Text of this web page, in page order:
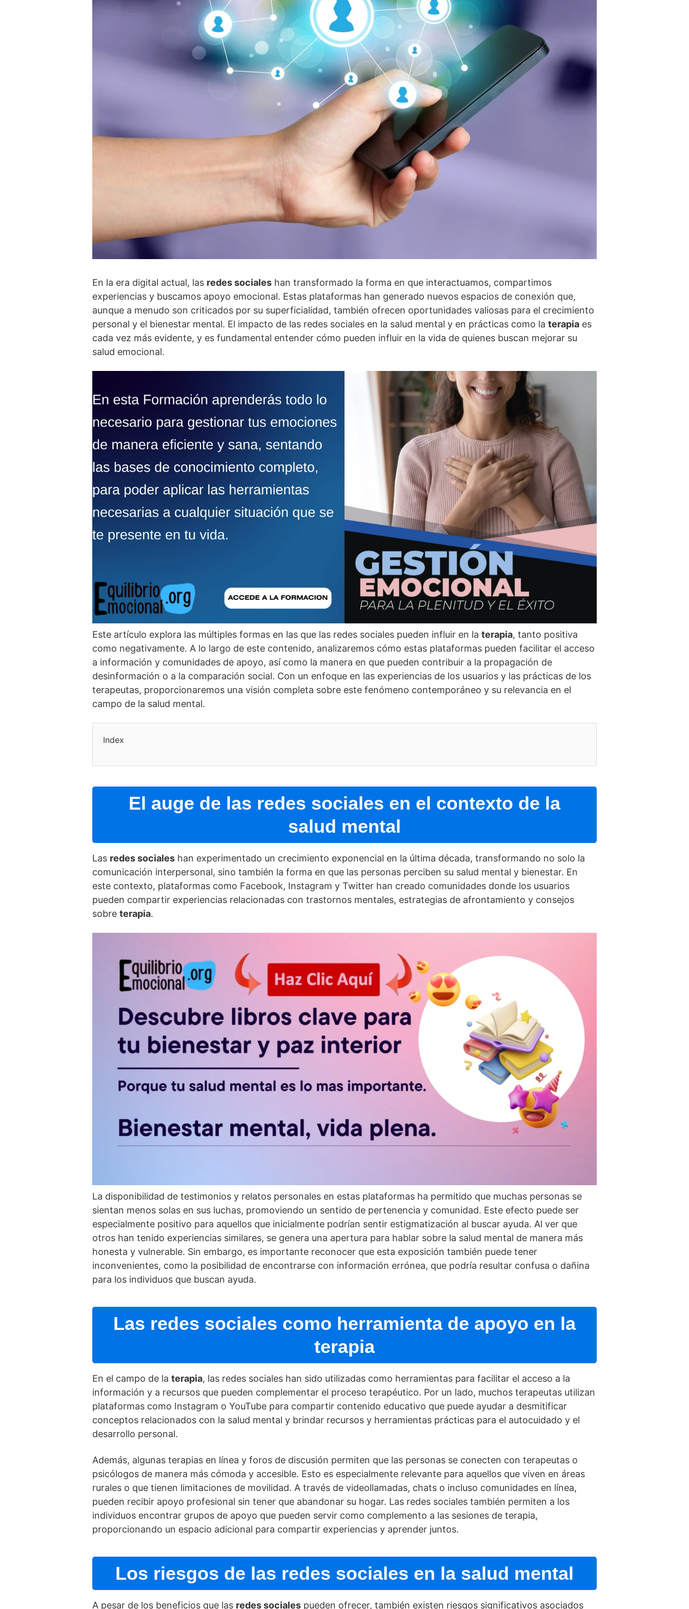
En la era digital actual, las redes sociales han transformado la forma en que interactuamos, compartimos
experiencias y buscamos apoyo emocional. Estas plataformas han generado nuevos espacios de conexión que,
aunque a menudo son criticados por su superficialidad, también ofrecen oportunidades valiosas para el crecimiento
personal y el bienestar mental. El impacto de las redes sociales en la salud mental y en prácticas como la terapia es
cada vez más evidente, y es fundamental entender cómo pueden influir en la vida de quienes buscan mejorar su
salud emocional.
Este artí­culo explora las múltiples formas en las que las redes sociales pueden influir en la terapia, tanto positiva
como negativamente. A lo largo de este contenido, analizaremos cómo estas plataformas pueden facilitar el acceso
a información y comunidades de apoyo, así­ como la manera en que pueden contribuir a la propagación de
desinformación o a la comparación social. Con un enfoque en las experiencias de los usuarios y las prácticas de los
terapeutas, proporcionaremos una visión completa sobre este fenómeno contemporáneo y su relevancia en el
campo de la salud mental.
Index
El auge de las redes sociales en el contexto de la
salud mental
Las redes sociales han experimentado un crecimiento exponencial en la última década, transformando no solo la
comunicación interpersonal, sino también la forma en que las personas perciben su salud mental y bienestar. En
este contexto, plataformas como Facebook, Instagram y Twitter han creado comunidades donde los usuarios
pueden compartir experiencias relacionadas con trastornos mentales, estrategias de afrontamiento y consejos
sobre terapia.
La disponibilidad de testimonios y relatos personales en estas plataformas ha permitido que muchas personas se
sientan menos solas en sus luchas, promoviendo un sentido de pertenencia y comunidad. Este efecto puede ser
especialmente positivo para aquellos que inicialmente podrí­an sentir estigmatización al buscar ayuda. Al ver que
otros han tenido experiencias similares, se genera una apertura para hablar sobre la salud mental de manera más
honesta y vulnerable. Sin embargo, es importante reconocer que esta exposición también puede tener
inconvenientes, como la posibilidad de encontrarse con información errónea, que podrí­a resultar confusa o dañina
para los individuos que buscan ayuda.
Las redes sociales como herramienta de apoyo en la
terapia
En el campo de la terapia, las redes sociales han sido utilizadas como herramientas para facilitar el acceso a la
información y a recursos que pueden complementar el proceso terapéutico. Por un lado, muchos terapeutas utilizan
plataformas como Instagram o YouTube para compartir contenido educativo que puede ayudar a desmitificar
conceptos relacionados con la salud mental y brindar recursos y herramientas prácticas para el autocuidado y el
desarrollo personal.
Además, algunas terapias en lí­nea y foros de discusión permiten que las personas se conecten con terapeutas o
psicólogos de manera más cómoda y accesible. Esto es especialmente relevante para aquellos que viven en áreas
rurales o que tienen limitaciones de movilidad. A través de videollamadas, chats o incluso comunidades en lí­nea,
pueden recibir apoyo profesional sin tener que abandonar su hogar. Las redes sociales también permiten a los
individuos encontrar grupos de apoyo que pueden servir como complemento a las sesiones de terapia,
proporcionando un espacio adicional para compartir experiencias y aprender juntos.
Los riesgos de las redes sociales en la salud mental
A pesar de los beneficios que las redes sociales pueden ofrecer, también existen riesgos significativos asociados